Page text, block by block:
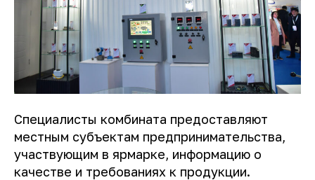
Специалисты комбината предоставляют
местным субъектам предпринимательства,
участвующим в ярмарке, информацию о
качестве и требованиях к продукции.